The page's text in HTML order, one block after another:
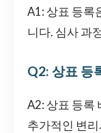
A1: 상표 등록
니다. 심사 과
Q2: 상표 등
A2: 상표 등록
추가적인 변